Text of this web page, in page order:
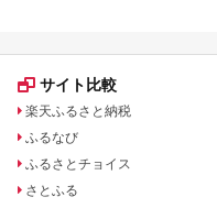
サイト比較
楽天ふるさと納税
ふるなび
ふるさとチョイス
さとふる